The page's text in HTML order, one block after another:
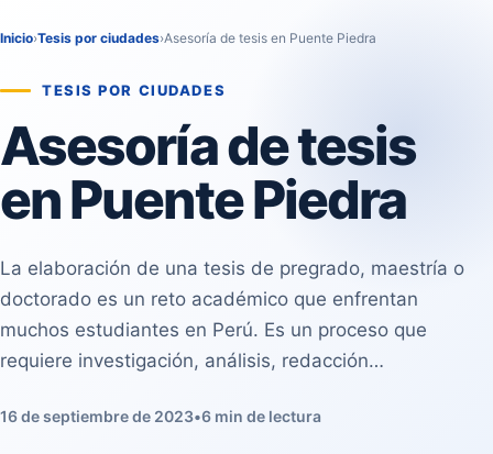
Inicio›Tesis por ciudades›Asesoría de tesis en Puente Piedra
TESIS POR CIUDADES
Asesoría de tesis
en Puente Piedra
La elaboración de una tesis de pregrado, maestría o
doctorado es un reto académico que enfrentan
muchos estudiantes en Perú. Es un proceso que
requiere investigación, análisis, redacción…
16 de septiembre de 2023•6 min de lectura